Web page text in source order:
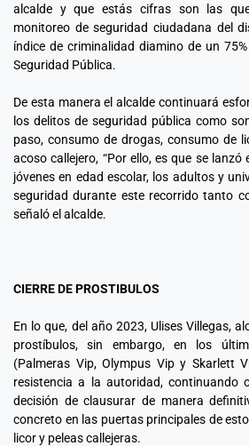
alcalde y que estás cifras son las
monitoreo de seguridad ciudadana del
índice de criminalidad diamino de un
Seguridad Pública.
De esta manera el alcalde continuará
los delitos de seguridad pública como
paso, consumo de drogas, consumo de
acoso callejero, “Por ello, es que se
jóvenes en edad escolar, los adultos y
seguridad durante este recorrido tanto
señaló el alcalde.
CIERRE DE PROSTIBULOS
En lo que, del año 2023, Ulises Villegas,
prostíbulos, sin embargo, en los
(Palmeras Vip, Olympus Vip y Skarlett
resistencia a la autoridad, continuando
decisión de clausurar de manera
concreto en las puertas principales de
licor y peleas callejeras.